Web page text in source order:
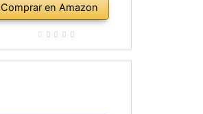
Comprar en Amazon